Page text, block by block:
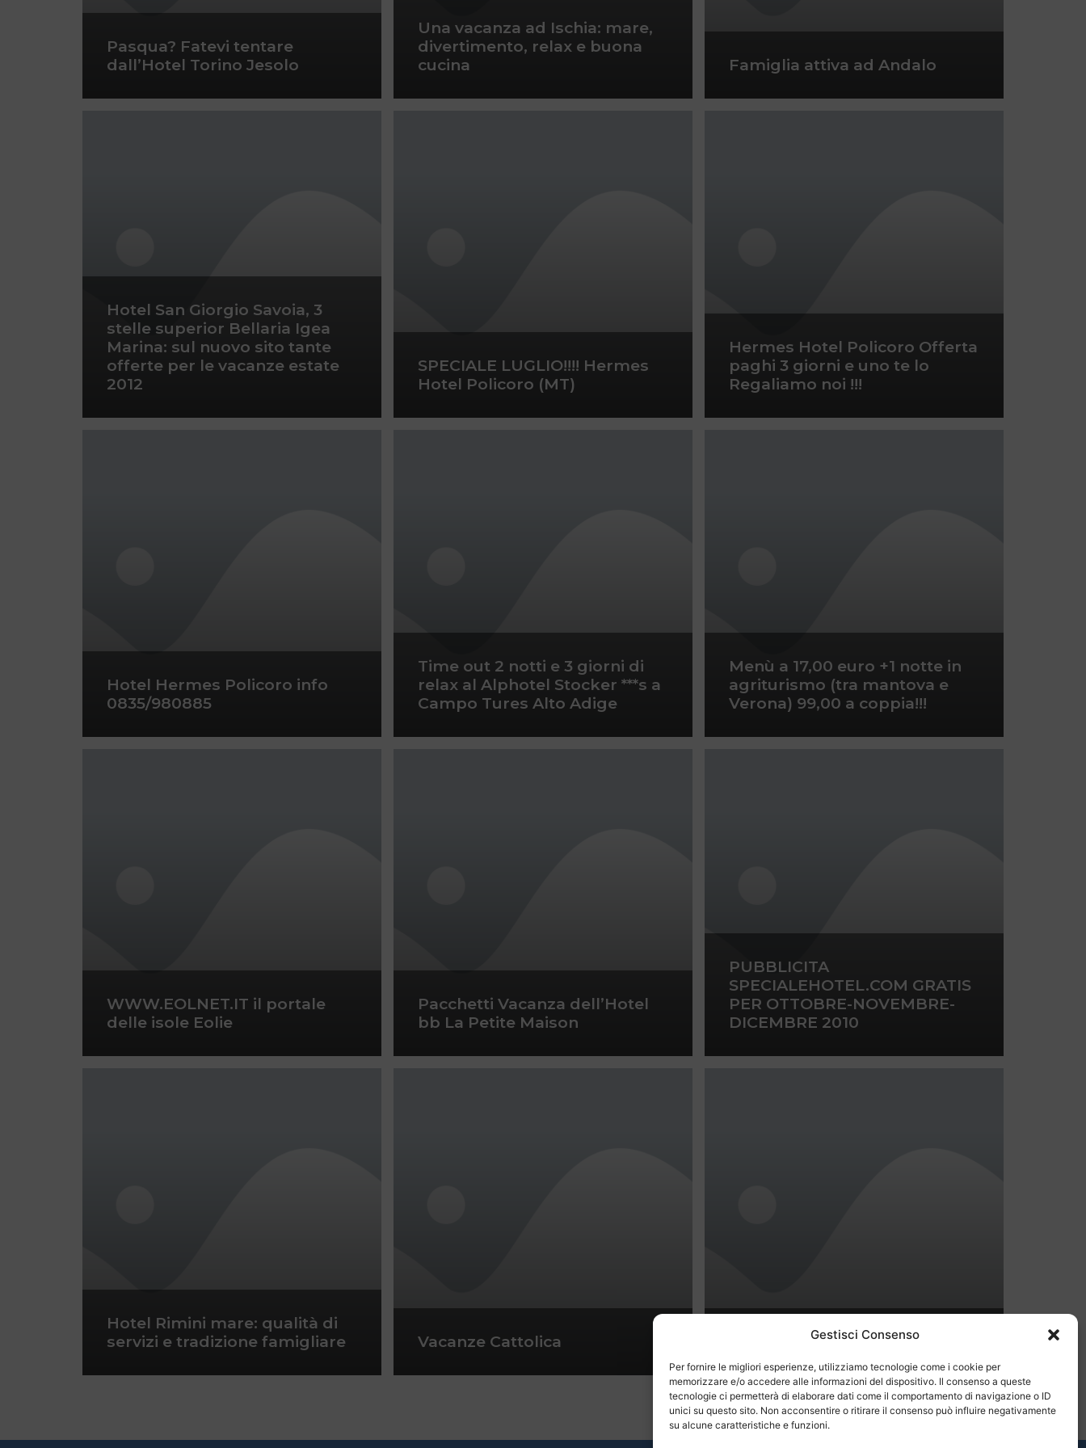
Gestisci Consenso
Per fornire le migliori esperienze, utilizziamo tecnologie come i cookie per
memorizzare e/o accedere alle informazioni del dispositivo. Il consenso a queste
tecnologie ci permetterà di elaborare dati come il comportamento di navigazione o ID
unici su questo sito. Non acconsentire o ritirare il consenso può influire negativamente
su alcune caratteristiche e funzioni.
Pasqua? Fatevi tentare
dall’Hotel Torino Jesolo
Una vacanza ad Ischia: mare,
divertimento, relax e buona
cucina
Famiglia attiva ad Andalo
Hotel San Giorgio Savoia, 3
stelle superior Bellaria Igea
Marina: sul nuovo sito tante
offerte per le vacanze estate
2012
SPECIALE LUGLIO!!!! Hermes
Hotel Policoro (MT)
Hermes Hotel Policoro Offerta
paghi 3 giorni e uno te lo
Regaliamo noi !!!
Hotel Hermes Policoro info
0835/980885
Time out 2 notti e 3 giorni di
relax al Alphotel Stocker ***s a
Campo Tures Alto Adige
Menù a 17,00 euro +1 notte in
agriturismo (tra mantova e
Verona) 99,00 a coppia!!!
WWW.EOLNET.IT il portale
delle isole Eolie
Pacchetti Vacanza dell’Hotel
bb La Petite Maison
PUBBLICITA
SPECIALEHOTEL.COM GRATIS
PER OTTOBRE-NOVEMBRE-
DICEMBRE 2010
Hotel Rimini mare: qualità di
servizi e tradizione famigliare
Vacanze Cattolica Hotel economici rimini